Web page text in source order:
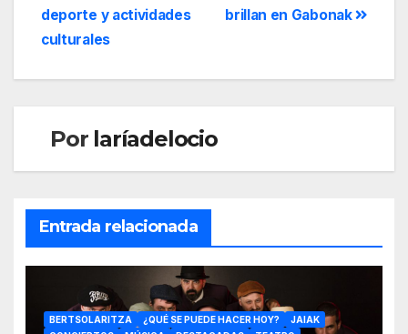
brillan en Gabonak
deporte y actividades
culturales
Por laríadelocio
Entrada relacionada
BERTSOLARITZA ¿QUÉ SE PUEDE HACER HOY?
JAIAK